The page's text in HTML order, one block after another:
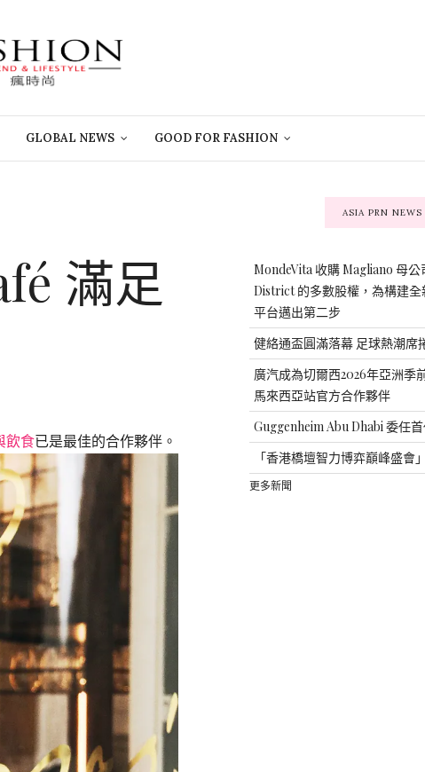
GLOBAL NEWS GOOD FOR FASHION
滿足
飲食已是最佳的合作夥伴。
ASIA PRN NEWS
MondeVita 收購 Magliano 母
District 的多數股權，為構建全
平台邁出第二步
健絡通盃圓滿落幕 足球熱潮席
廣汽成為切爾西2026年亞洲季
馬來西亞站官方合作夥伴
Guggenheim Abu Dhabi 委任
「香港橋壇智力博弈巔峰盛會」
更多新聞